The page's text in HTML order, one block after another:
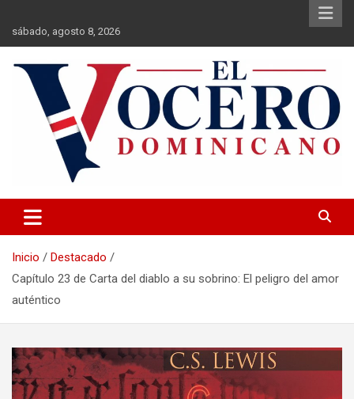
contenido
sábado, agosto 8, 2026
El Vocero Dominicano
Inicio
Destacado
Capítulo 23 de Carta del diablo a su sobrino: El peligro del amor
auténtico